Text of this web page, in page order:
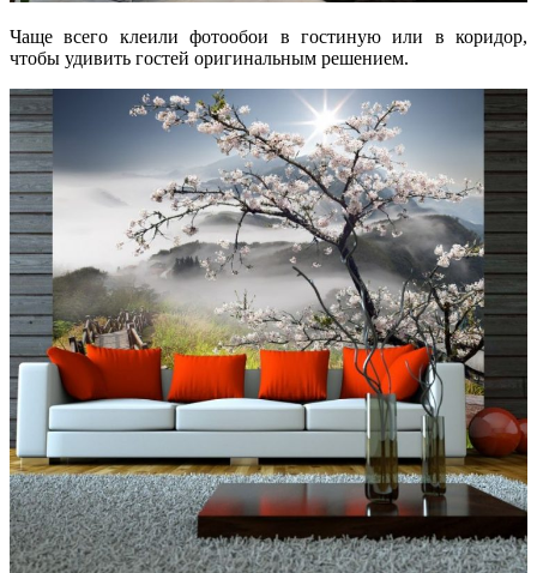
Чаще всего клеили фотообои в гостиную или в коридор,
чтобы удивить гостей оригинальным решением.